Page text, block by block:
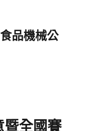
品機械公
全國賽